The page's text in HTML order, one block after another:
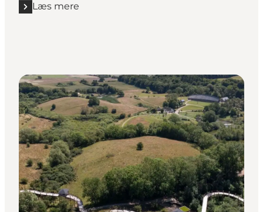
Læs mere
Læs mere "Ryegaard Ishus"